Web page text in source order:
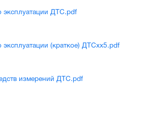
эксплуатации ДТС.pdf
эксплуатации (краткое) ДТСхх5.pdf
измерений ДТС.pdf